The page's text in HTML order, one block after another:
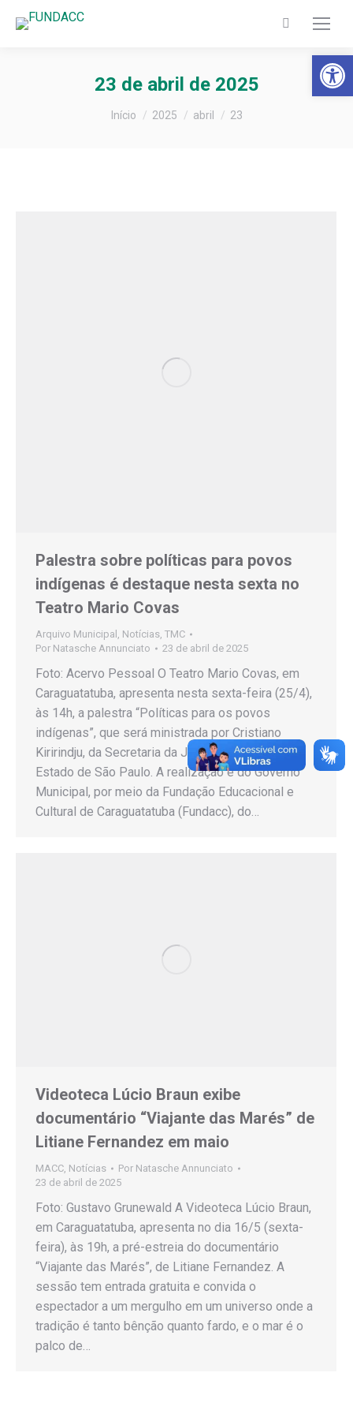
Barra de
Search:
23 de abril de 2025
Você está aqui:
Início 2025 abril 23
Palestra sobre políticas para povos
indígenas é destaque nesta sexta no
Teatro Mario Covas
Arquivo Municipal , Notícias, TMC
Por Natasche Annunciato 23 de abril de 2025
Foto: Acervo Pessoal O Teatro Mario Covas, em
Caraguatatuba, apresenta nesta sexta-feira (25/4),
às 14h, a palestra “Políticas para os povos
indígenas”, que será ministrada por Cristiano
Kiririndju, da Secretaria da Justiça e Cidadania do
Estado de São Paulo. A realização é do Governo
Municipal, por meio da Fundação Educacional e
Cultural de Caraguatatuba (Fundacc), do…
Videoteca Lúcio Braun exibe
documentário “Viajante das Marés” de
Litiane Fernandez em maio
MACC, Notícias Por Natasche Annunciato
23 de abril de 2025
Foto: Gustavo Grunewald A Videoteca Lúcio Braun,
em Caraguatatuba, apresenta no dia 16/5 (sexta-
feira), às 19h, a pré-estreia do documentário
“Viajante das Marés”, de Litiane Fernandez. A
sessão tem entrada gratuita e convida o
espectador a um mergulho em um universo onde a
tradição é tanto bênção quanto fardo, e o mar é o
palco de…